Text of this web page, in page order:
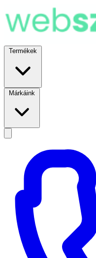
Termékek
Márkáink